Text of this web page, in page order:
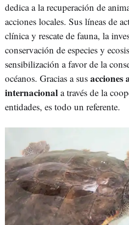
dedica a la recuperación de
acciones locales. Sus líneas de
clínica y rescate de fauna, la
conservación de especies y
sensibilización a favor de la
océanos. Gracias a sus acciones
internacional a través de la
entidades, es todo un referente.